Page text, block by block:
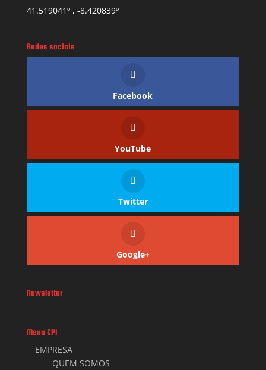
41.519041º , -8.420839º
Redes sociais
Facebook
YouTube
Twitter
Google+
Newsletter
Menu CPI
EMPRESA
QUEM SOMOS